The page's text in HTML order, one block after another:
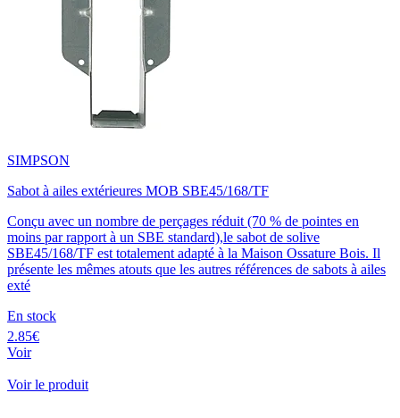
SIMPSON
Sabot à ailes extérieures MOB SBE45/168/TF
Conçu avec un nombre de perçages réduit (70 % de pointes en
moins par rapport à un SBE standard),le sabot de solive
SBE45/168/TF est totalement adapté à la Maison Ossature Bois. Il
présente les mêmes atouts que les autres références de sabots à ailes
exté
En stock
2.85€
Voir
Voir le produit